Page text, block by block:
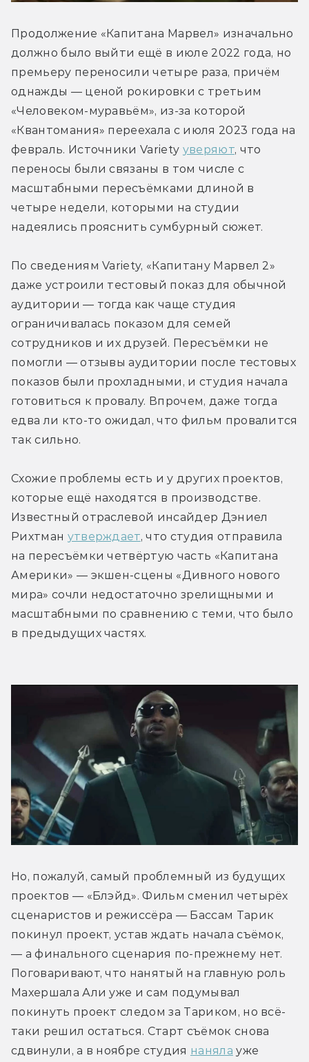
Продолжение «Капитана Марвел» изначально
должно было выйти ещё в июле 2022 года, но
премьеру переносили четыре раза, причём
однажды — ценой рокировки с третьим
«Человеком-муравьём», из-за которой
«Квантомания» переехала с июля 2023 года на
февраль. Источники Variety уверяют, что
переносы были связаны в том числе с
масштабными пересъёмками длиной в
четыре недели, которыми на студии
надеялись прояснить сумбурный сюжет.
По сведениям Variety, «Капитану Марвел 2»
даже устроили тестовый показ для обычной
аудитории — тогда как чаще студия
ограничивалась показом для семей
сотрудников и их друзей. Пересъёмки не
помогли — отзывы аудитории после тестовых
показов были прохладными, и студия начала
готовиться к провалу. Впрочем, даже тогда
едва ли кто-то ожидал, что фильм провалится
так сильно.
Схожие проблемы есть и у других проектов,
которые ещё находятся в производстве.
Известный отраслевой инсайдер Дэниел
Рихтман утверждает, что студия отправила
на пересъёмки четвёртую часть «Капитана
Америки» — экшен-сцены «Дивного нового
мира» сочли недостаточно зрелищными и
масштабными по сравнению с теми, что было
в предыдущих частях.
Но, пожалуй, самый проблемный из будущих
проектов — «Блэйд». Фильм сменил четырёх
сценаристов и режиссёра — Бассам Тарик
покинул проект, устав ждать начала съёмок,
— а финального сценария по-прежнему нет.
Поговаривают, что нанятый на главную роль
Махершала Али уже и сам подумывал
покинуть проект следом за Тариком, но всё-
таки решил остаться. Старт съёмок снова
сдвинули, а в ноябре студия наняла уже